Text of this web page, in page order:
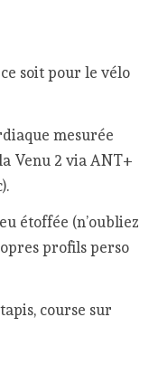
soit pour le vélo
mesurée
Venu 2 via ANT+
étoffée (n’oubliez
profils perso
course sur